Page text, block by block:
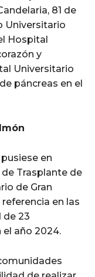
81 de
Universitario
Hospital
y
Universitario
páncreas en el
en
Trasplante de
de Gran
en las
de 23
año 2024.